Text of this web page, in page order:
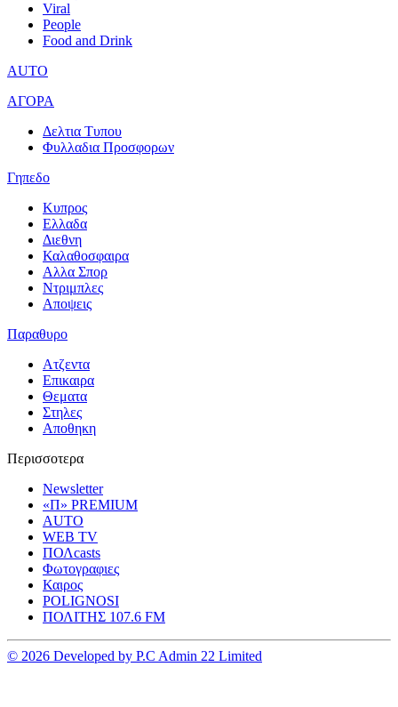
Viral
People
Food and Drink
AUTO
ΑΓΟΡΑ
Δελτια Τυπου
Φυλλαδια Προσφορων
Γηπεδο
Κυπρος
Ελλαδα
Διεθνη
Καλαθοσφαιρα
Αλλα Σπορ
Ντριμπλες
Αποψεις
Παραθυρο
Ατζεντα
Επικαιρα
Θεματα
Στηλες
Αποθηκη
Περισσοτερα
Newsletter
«Π» PREMIUM
AUTO
WEB TV
ΠΟΛcasts
Φωτογραφιες
Καιρος
POLIGNOSI
ΠΟΛΙΤΗΣ 107.6 FM
© 2026 Developed by P.C Admin 22 Limited